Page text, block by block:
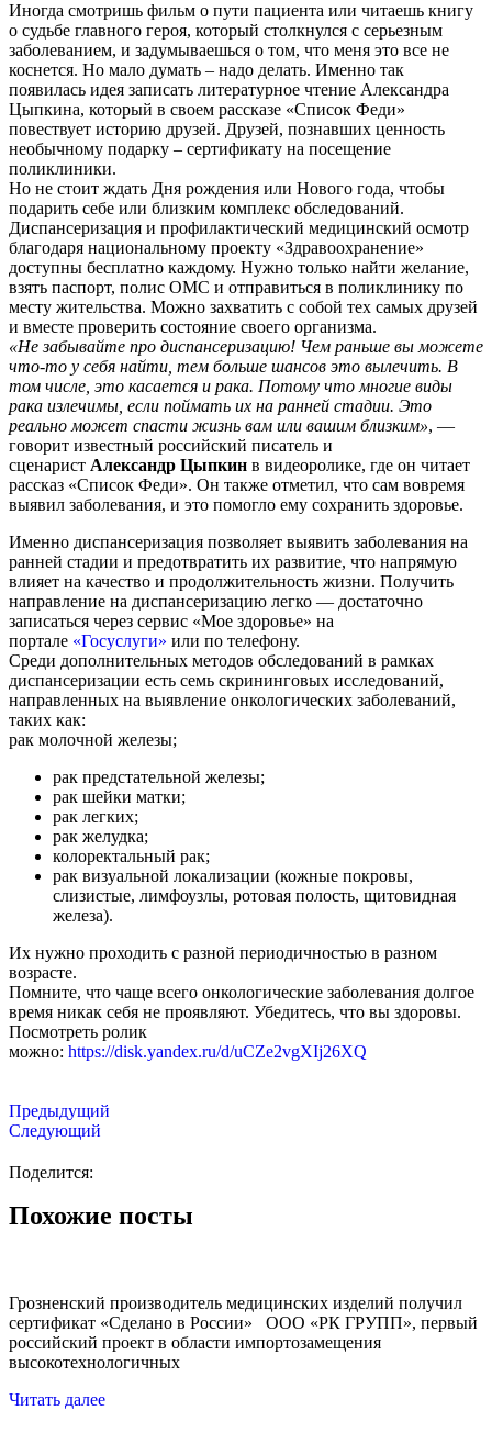
Иногда смотришь фильм о пути пациента или читаешь книгу
о судьбе главного героя, который столкнулся с серьезным
заболеванием, и задумываешься о том, что меня это все не
коснется. Но мало думать – надо делать. Именно так
появилась идея записать литературное чтение Александра
Цыпкина, который в своем рассказе «Список Феди»
повествует историю друзей. Друзей, познавших ценность
необычному подарку – сертификату на посещение
поликлиники.
Но не стоит ждать Дня рождения или Нового года, чтобы
подарить себе или близким комплекс обследований.
Диспансеризация и профилактический медицинский осмотр
благодаря национальному проекту «Здравоохранение»
доступны бесплатно каждому. Нужно только найти желание,
взять паспорт, полис ОМС и отправиться в поликлинику по
месту жительства. Можно захватить с собой тех самых друзей
и вместе проверить состояние своего организма.
«Не забывайте про диспансеризацию! Чем раньше вы можете
что-то у себя найти, тем больше шансов это вылечить. В
том числе, это касается и рака. Потому что многие виды
рака излечимы, если поймать их на ранней стадии. Это
реально может спасти жизнь вам или вашим близким», —
говорит известный российский писатель и
сценарист Александр Цыпкин в видеоролике, где он читает
рассказ «Список Феди». Он также отметил, что сам вовремя
выявил заболевания, и это помогло ему сохранить здоровье.
Именно диспансеризация позволяет выявить заболевания на
ранней стадии и предотвратить их развитие, что напрямую
влияет на качество и продолжительность жизни. Получить
направление на диспансеризацию легко — достаточно
записаться через сервис «Мое здоровье» на
портале «Госуслуги» или по телефону.
Среди дополнительных методов обследований в рамках
диспансеризации есть семь скрининговых исследований,
направленных на выявление онкологических заболеваний,
таких как:
рак молочной железы;
рак предстательной железы;
рак шейки матки;
рак легких;
рак желудка;
колоректальный рак;
рак визуальной локализации (кожные покровы,
слизистые, лимфоузлы, ротовая полость, щитовидная
железа).
Их нужно проходить с разной периодичностью в разном
возрасте.
Помните, что чаще всего онкологические заболевания долгое
время никак себя не проявляют. Убедитесь, что вы здоровы.
Посмотреть ролик
можно: https://disk.yandex.ru/d/uCZe2vgXIj26XQ
Предыдущий
Следующий
Поделится:
Похожие посты
Грозненский производитель медицинских изделий получил
сертификат «Сделано в России» ООО «РК ГРУПП», первый
российский проект в области импортозамещения
высокотехнологичных
Читать далее